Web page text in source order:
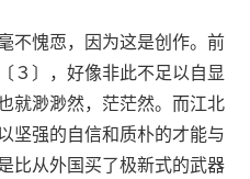
愧恧，因为这是创作。前
３〕，好像非此不足以自显
就渺渺然，茫茫然。而江北
坚强的自信和质朴的才能与
比从外国买了极新式的武器